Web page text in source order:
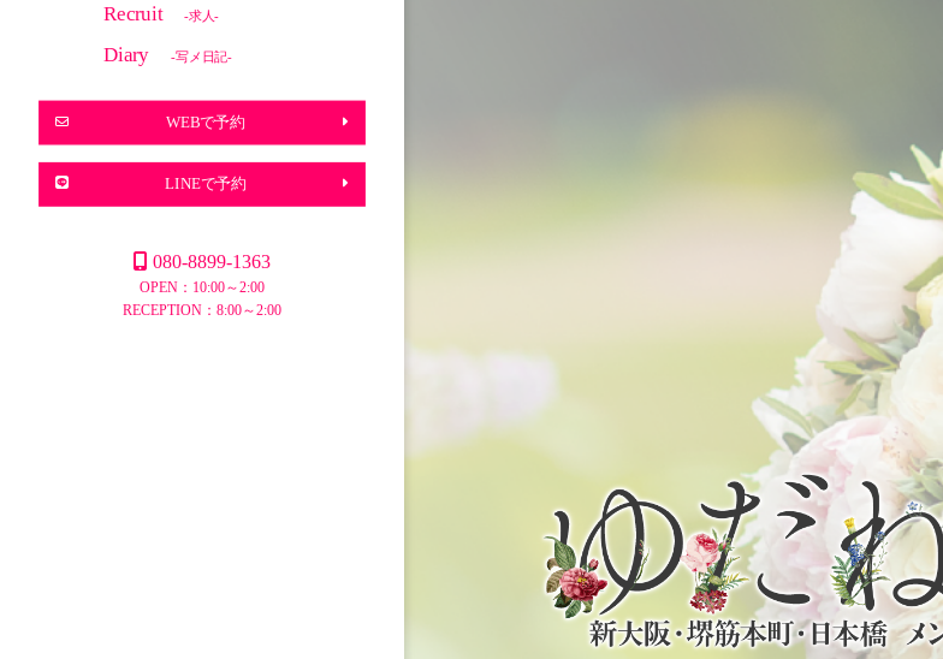
Recruit -求人-
Diary -写メ日記-
WEBで予約
LINEで予約
080-8899-1363
OPEN：10:00～2:00
RECEPTION：8:00～2:00